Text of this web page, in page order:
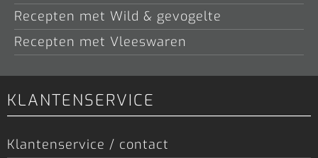
Recepten met Wild & gevogelte
Recepten met Vleeswaren
KLANTENSERVICE
Klantenservice / contact